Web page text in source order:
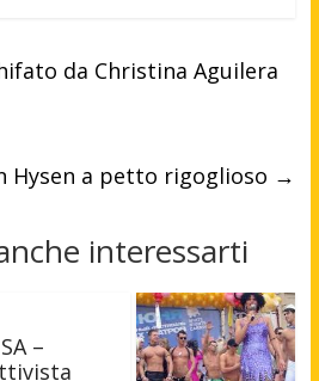
da Christina Aguilera
Hysen a petto rigoglioso →
interessarti
–